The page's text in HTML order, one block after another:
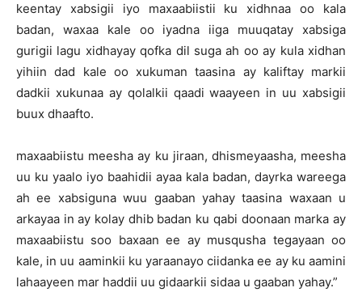
keentay xabsigii iyo maxaabiistii ku xidhnaa oo kala
badan, waxaa kale oo iyadna iiga muuqatay xabsiga
gurigii lagu xidhayay qofka dil suga ah oo ay kula xidhan
yihiin dad kale oo xukuman taasina ay kaliftay markii
dadkii xukunaa ay qolalkii qaadi waayeen in uu xabsigii
buux dhaafto.
maxaabiistu meesha ay ku jiraan, dhismeyaasha, meesha
uu ku yaalo iyo baahidii ayaa kala badan, dayrka wareega
ah ee xabsiguna wuu gaaban yahay taasina waxaan u
arkayaa in ay kolay dhib badan ku qabi doonaan marka ay
maxaabiistu soo baxaan ee ay musqusha tegayaan oo
kale, in uu aaminkii ku yaraanayo ciidanka ee ay ku aamini
lahaayeen mar haddii uu gidaarkii sidaa u gaaban yahay.”